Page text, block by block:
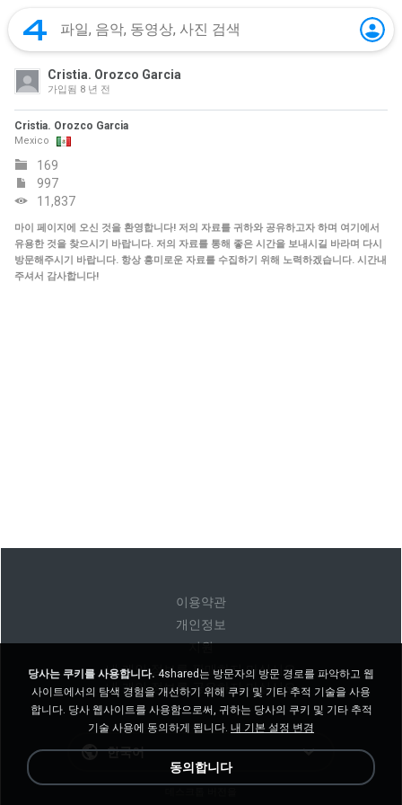
Cristia. Orozco Garcia
가입됨 8 년 전
Cristia. Orozco Garcia
Mexico
169
997
11,837
마이 페이지에 오신 것을 환영합니다! 저의 자료를 귀하와 공유하고자 하며 여기에서
유용한 것을 찾으시기 바랍니다. 저의 자료를 통해 좋은 시간을 보내시길 바라며 다시
방문해주시기 바랍니다. 항상 흥미로운 자료를 수집하기 위해 노력하겠습니다. 시간내
주셔서 감사합니다!
이용약관
개인정보
지원
내 개인 정보를 판매하지 마십시오
내 개인 정보를 공유하지 마십시오
한국어
당사는 쿠키를 사용합니다. 4shared는 방문자의 방문 경로를 파악하고 웹
사이트에서의 탐색 경험을 개선하기 위해 쿠키 및 기타 추적 기술을 사용
합니다. 당사 웹사이트를 사용함으로써, 귀하는 당사의 쿠키 및 기타 추적
기술 사용에 동의하게 됩니다. 내 기본 설정 변경
동의합니다